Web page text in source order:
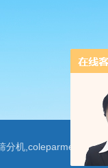
注射泵,洗瓶机